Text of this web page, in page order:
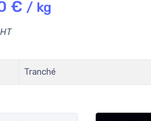
€ / kg
Tranché